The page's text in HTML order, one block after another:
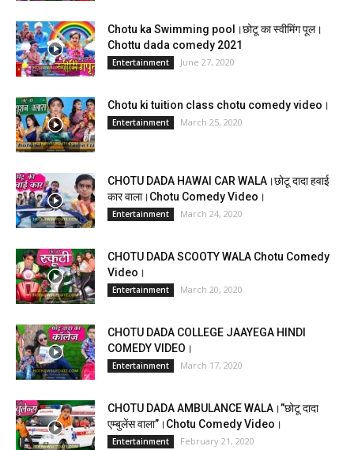
Chotu ka Swimming pool।छोटू का स्वीमिंग पूल।
Chottu dada comedy 2021
Entertainment June 27, 2020
Chotu ki tuition class chotu comedy video।
Entertainment March 25, 2020
CHOTU DADA HAWAI CAR WALA।छोटू दादा हवाई
कार वाला।Chotu Comedy Video।
Entertainment March 24, 2020
CHOTU DADA SCOOTY WALA Chotu Comedy
Video।
Entertainment March 20, 2020
CHOTU DADA COLLEGE JAAYEGA HINDI
COMEDY VIDEO।
Entertainment March 17, 2020
CHOTU DADA AMBULANCE WALA।”छोटू दादा
एम्बुलेंस वाला”।Chotu Comedy Video।
Entertainment February 21, 2020